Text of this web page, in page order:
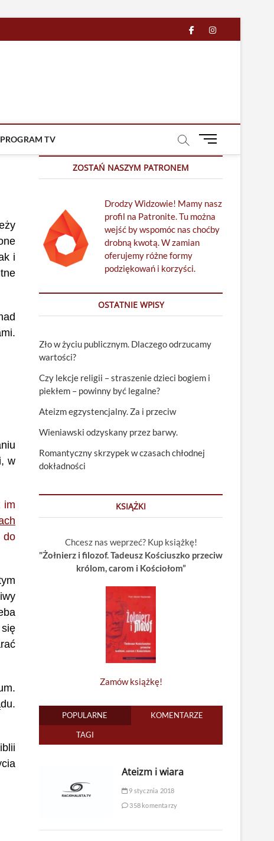
facebook
in
PROGRAM TV
M
u
u
t
t
i
w
im
do
ZOSTAŃ NASZYM PATRONEM
Drodzy Widzowie! Mamy nasz
profil na Patronite. Tu można
wejść by wspomóc nas choćby
drobną kwotą. W zamian
oferujemy różne formy
podziękowań i korzyści.
OSTATNIE WPISY
Zło w życiu publicznym. Dlaczego odrzucamy
wartości?
Czy lekcje religii – straszenie dzieci bogiem i
piekłem – powinny być legalne?
Ateizm egzystencjalny. Za i przeciw
Wieniawski odzyskany przez barwy.
Romantyczny skrzypek w czasach chłodnej
dokładności
KSIĄŻKI
Chcesz nas weprzeć? Kup książkę!
"Żołnierz i filozof. Tadeusz Kościuszko przeciw
królom, carom i Kościołom”
Zamów książkę!
POPULARNE KOMENTARZE
TAGI
Ateizm i wiara
9 stycznia 2018
358 komentarzy